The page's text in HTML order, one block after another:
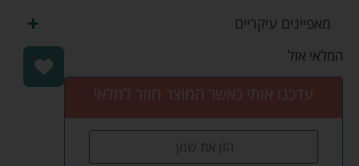
מאפיינים עיקריים
המלאי אזל
עדכנו אותי כאשר המוצר חוזר למלאי